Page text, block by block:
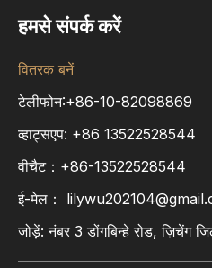
हमसे संपर्क करें
वितरक बनें
टेलीफोन:+86-10-82098869
व्हाट्सएप: +86 13522528544
वीचैट：+86-13522528544
ई-मेल：
जोड़ें: नंबर 3 डोंगबिन्हे रोड, ज़िचेंग